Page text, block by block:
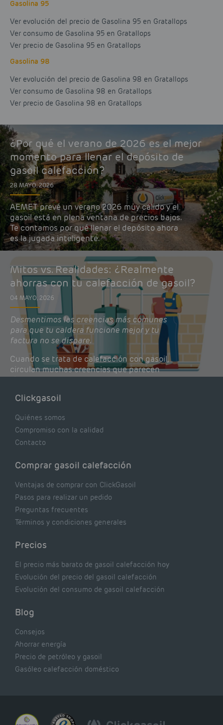
Gasolina 95
Ver evolución del precio de Gasolina 95 en Gratallops
Ver consumo de Gasolina 95 en Gratallops
Ver precio de Gasolina 95 en Gratallops
Gasolina 98
Ver evolución del precio de Gasolina 98 en Gratallops
Ver consumo de Gasolina 98 en Gratallops
Ver precio de Gasolina 98 en Gratallops
¿Por qué el verano de 2026 es el mejor
momento para llenar el depósito de
gasoil calefacción?
28 MAYO, 2026
AEMET prevé un verano 2026 muy cálido y el
gasoil está en plena ventana de precios bajos.
Te contamos por qué llenar el depósito ahora
es la jugada inteligente.
Mitos vs. Realidades: ¿Realmente
ahorras con tu calefacción de gasoil?
04 MAYO, 2026
Desmentimos las creencias más comunes
para que tu caldera funcione mejor y tu
factura no se dispare.
Cuando se trata de calefacción con gasoil,
circulan muchas creencias que parecen
lógicas pero que, en realidad, pueden estar
de tu caldera. Pocas se contrastan con lo que
Clickgasoil
Quiénes somos
Compromiso con la calidad
Contacto
Comprar gasoil calefacción
Ventajas de comprar con ClickGasoil
Pasos para realizar un pedido
Preguntas frecuentes
Términos y condiciones generales
Precios
El precio más barato de gasoil calefacción hoy
Evolución del precio del gasoil calefacción
Evolución del consumo de gasoil calefacción
Blog
Consejos
Ahorrar energía
Precio de petróleo y gasoil
Gasóleo calefacción doméstico